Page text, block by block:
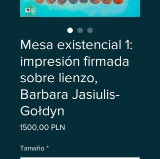
Mesa existencial 1:
impresión firmada
sobre lienzo,
Barbara Jasiulis-
Gołdyn
1500,00 PLN
Tamaño *